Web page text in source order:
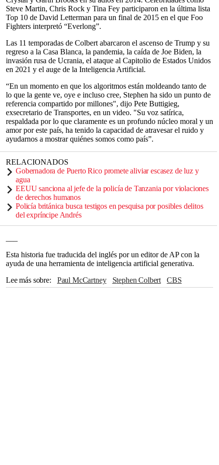
Steve Martin, Chris Rock y Tina Fey participaron en la última lista
Top 10 de David Letterman para un final de 2015 en el que Foo
Fighters interpretó “Everlong”.
Las 11 temporadas de Colbert abarcaron el ascenso de Trump y su
regreso a la Casa Blanca, la pandemia, la caída de Joe Biden, la
invasión rusa de Ucrania, el ataque al Capitolio de Estados Unidos
en 2021 y el auge de la Inteligencia Artificial.
“En un momento en que los algoritmos están moldeando tanto de
lo que la gente ve, oye e incluso cree, Stephen ha sido un punto de
referencia compartido por millones", dijo Pete Buttigieg,
exsecretario de Transportes, en un video. "Su voz satírica,
respaldada por lo que claramente es un profundo núcleo moral y un
amor por este país, ha tenido la capacidad de atravesar el ruido y
ayudarnos a mostrar quiénes somos como país”.
RELACIONADOS
Gobernadora de Puerto Rico promete aliviar escasez de luz y
agua
EEUU sanciona al jefe de la policía de Tanzania por violaciones
de derechos humanos
Policía británica busca testigos en pesquisa por posibles delitos
del expríncipe Andrés
Esta historia fue traducida del inglés por un editor de AP con la
ayuda de una herramienta de inteligencia artificial generativa.
Lee más sobre
Paul McCartney Stephen Colbert
CBS